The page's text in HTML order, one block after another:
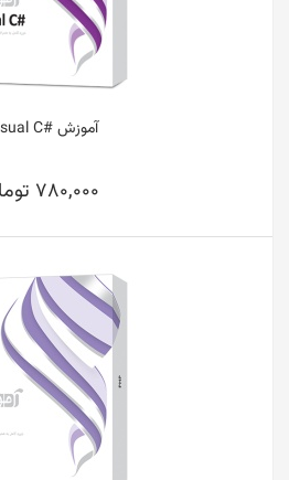
آموزش #Visual C
780,000 تومان